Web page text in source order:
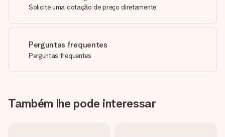
Solicite uma cotação de preço diretamente
Perguntas frequentes
Perguntas frequentes
Também lhe pode interessar